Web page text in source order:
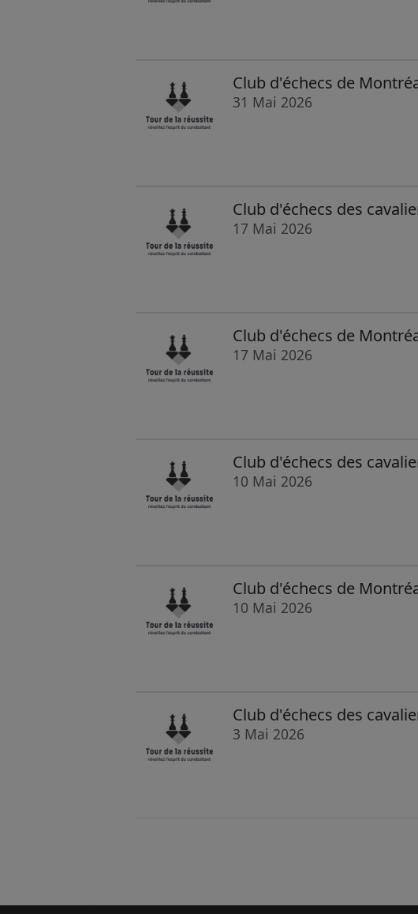
Club d'échecs de
31 Mai 2026
Club d'échecs des
17 Mai 2026
Club d'échecs de
17 Mai 2026
Club d'échecs des
10 Mai 2026
Club d'échecs de
10 Mai 2026
Club d'échecs des
3 Mai 2026